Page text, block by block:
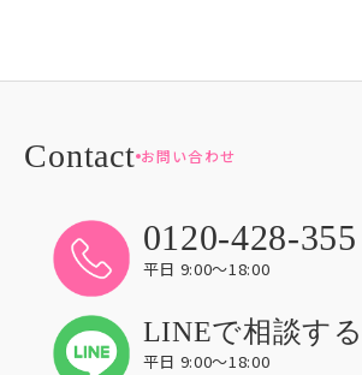
お問い合わせ
0120-428-355
平日 9:00〜18:00
LINEで相談する
平日 9:00〜18:00